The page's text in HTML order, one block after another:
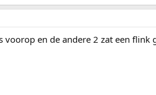
voorop en de andere 2 zat een flink